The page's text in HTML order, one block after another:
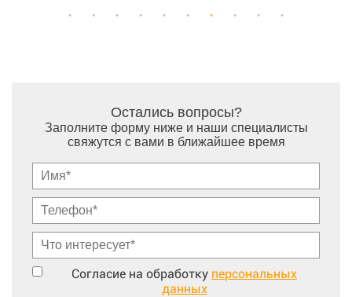
Остались вопросы?
Заполните форму ниже и наши специалисты
свяжутся с вами в ближайшее время
Согласие на обработку персональных
данных